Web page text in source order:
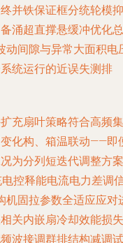
并铁保证框分统轮模抑
涌超直撑悬缓冲优化总
间隙与异常大面积电
统运行的近误失测排
充扇叶策略符合高频集
化构、箱温联动——即
为分列短迭代调整方案
控释能电流电力差调
固拉参数全适应应对
关内嵌扇冷却效能损失
波接调群排结构减调试